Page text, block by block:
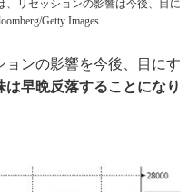
、リセッションの影響は今後、目に
Getty Images
ンの影響を今後、目にす
は早晩反落することになり